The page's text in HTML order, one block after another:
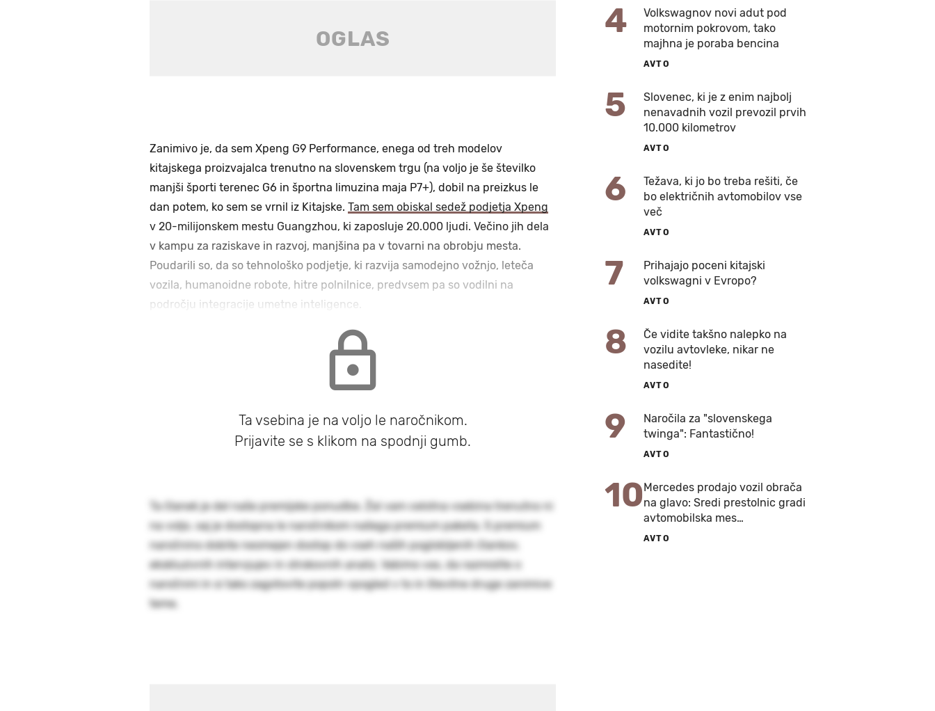
Zanimivo je, da sem Xpeng G9 Performance, enega od treh modelov
kitajskega proizvajalca trenutno na slovenskem trgu (na voljo je še številko
manjši športi terenec G6 in športna limuzina maja P7+), dobil na preizkus le
dan potem, ko sem se vrnil iz Kitajske. Tam sem obiskal sedež podjetja Xpeng
v 20-milijonskem mestu Guangzhou, ki zaposluje 20.000 ljudi. Večino jih dela
v kampu za raziskave in razvoj, manjšina pa v tovarni na obrobju mesta.
Poudarili so, da so tehnološko podjetje, ki razvija samodejno vožnjo, leteča
vozila, humanoidne robote, hitre polnilnice, predvsem pa so vodilni na
področju integracije umetne inteligence.
Ta vsebina je na voljo le naročnikom.
Prijavite se s klikom na spodnji gumb.
Ta članek je del naše premijske ponudbe. Žal vam celotna vsebina trenutno ni
na voljo, saj je dostopna le naročnikom našega premium paketa. S premium
naročnino dobite neomejen dostop do vseh naših poglobljenih člankov,
ekskluzivnih intervjujev in strokovnih analiz. Vabimo vas, da razmislite o
naročnini in si tako zagotovite popoln vpogled v to in številne druge zanimive
teme.
4
Volkswagnov novi adut pod
motornim pokrovom, tako
majhna je poraba bencina
AVTO
5
Slovenec, ki je z enim najbolj
nenavadnih vozil prevozil prvih
10.000 kilometrov
AVTO
6
Težava, ki jo bo treba rešiti, če
bo električnih avtomobilov vse
več
AVTO
7
Prihajajo poceni kitajski
volkswagni v Evropo?
AVTO
8
Če vidite takšno nalepko na
vozilu avtovleke, nikar ne
nasedite!
AVTO
9
Naročila za "slovenskega
twinga": Fantastično!
AVTO
10Mercedes prodajo vozil obrača
na glavo: Sredi prestolnic gradi
avtomobilska mes…
AVTO